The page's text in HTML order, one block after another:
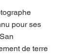
pour ses
de terre